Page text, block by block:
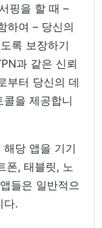
핑을 할 때 –
하여 – 당신의
록 보장하기
과 같은 신뢰
부터 당신의 데
을 제공합니
당 앱을 기기
폰, 태블릿, 노
들은 일반적으
다.